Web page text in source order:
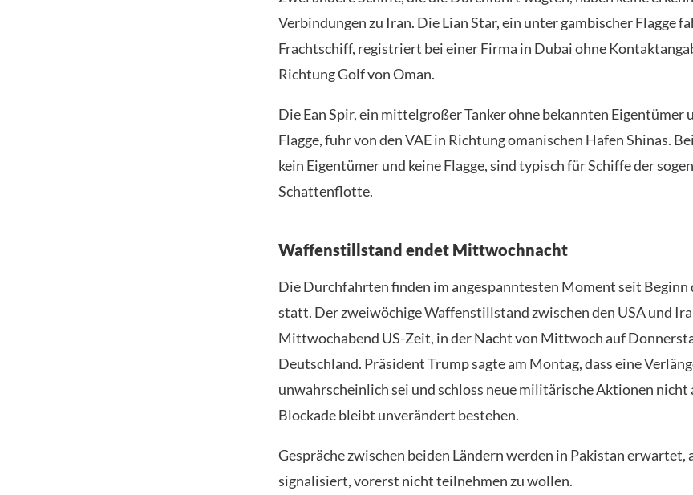
Verbindungen zu Iran. Die Lian Star, ein unter gambischer Flagge
Frachtschiff, registriert bei einer Firma in Dubai ohne
Richtung Golf von Oman.
Die Ean Spir, ein mittelgroßer Tanker ohne bekannten Eigentümer
Flagge, fuhr von den VAE in Richtung omanischen Hafen Shinas.
kein Eigentümer und keine Flagge, sind typisch für Schiffe der
Schattenflotte.
Waffenstillstand endet Mittwochnacht
Die Durchfahrten finden im angespanntesten Moment seit Beginn
statt. Der zweiwöchige Waffenstillstand zwischen den USA und
Mittwochabend US-Zeit, in der Nacht von Mittwoch auf
Deutschland. Präsident Trump sagte am Montag, dass eine
unwahrscheinlich sei und schloss neue militärische Aktionen nicht
Blockade bleibt unverändert bestehen.
Gespräche zwischen beiden Ländern werden in Pakistan erwartet,
signalisiert, vorerst nicht teilnehmen zu wollen.